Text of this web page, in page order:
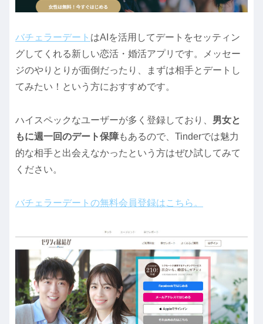
バチェラーデート はAIを活用してデートをセッティン
グしてくれる新しい恋活・婚活アプリです。メッセー
ジのやりとりが面倒だったり、まずは相手とデートし
てみたい！という方におすすめです。
ハイスペックなユーザーが多く登録しており、 男女と
もに週一回のデート保障もあるので、Tinderでは魅力
的な相手と出会えなかったという方はぜひ試してみて
ください。
バチェラーデートの無料会員登録はこちら。